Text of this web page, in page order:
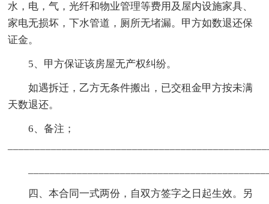
水，电，气，光纤和物业管理等费用及屋内设施家具、
家电无损坏，下水管道，厕所无堵漏。甲方如数退还保
证金。
5、甲方保证该房屋无产权纠纷。
如遇拆迁，乙方无条件搬出，已交租金甲方按未满
天数退还。
6、备注；
四、本合同一式两份，自双方签字之日起生效。另